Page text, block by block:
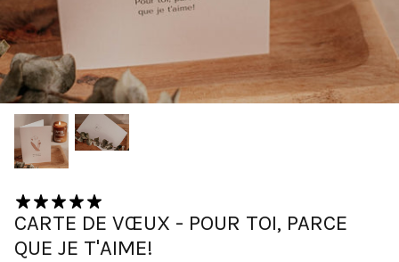
CARTE DE VŒUX - POUR TOI, PARCE
QUE JE T'AIME!